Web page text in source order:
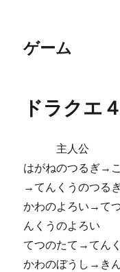
ゲーム
ドラクエ
主人公
はがねのつるぎ→
→てんくうのつる
かわのよろい→て
んくうのよろい
てつのたて→てん
かわのぼうし→き